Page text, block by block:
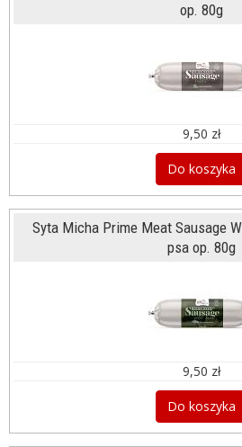
op. 80g
9,50 zł
Do koszyka
Syta Micha Prime Meat Sausage
psa op. 80g
9,50 zł
Do koszyka